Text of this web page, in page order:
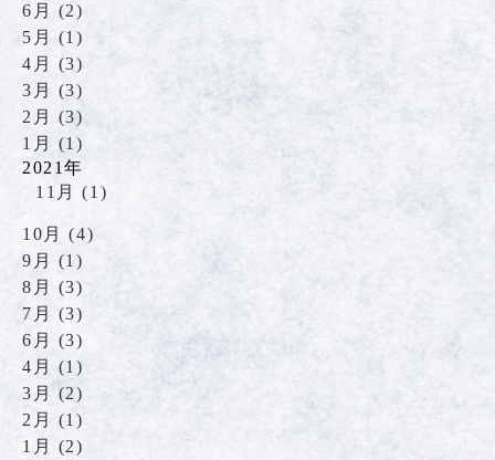
6月 (2)
5月 (1)
4月 (3)
3月 (3)
2月 (3)
1月 (1)
2021年
11月 (1)
10月 (4)
9月 (1)
8月 (3)
7月 (3)
6月 (3)
4月 (1)
3月 (2)
2月 (1)
1月 (2)